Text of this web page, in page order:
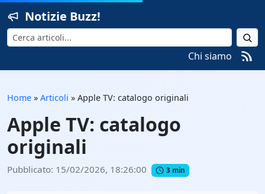
Notizie Buzz!
Cerca
Chi siamo
Home » Articoli » Apple TV: catalogo originali
Apple TV: catalogo
originali
Pubblicato: 15/02/2026, 18:26:00 3 min